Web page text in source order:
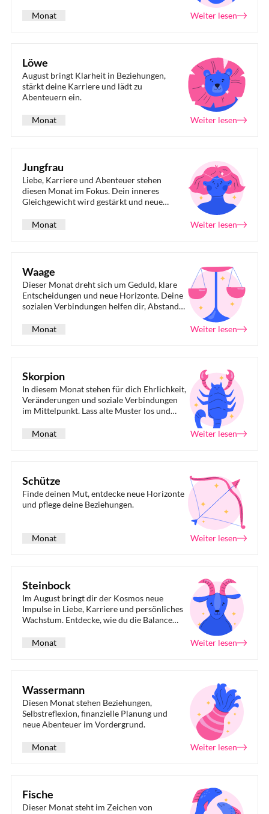
Monat
Weiter lesen
Löwe
August bringt Klarheit in Beziehungen,
stärkt deine Karriere und lädt zu
Abenteuern ein.
Monat Weiter lesen
Jungfrau
Liebe, Karriere und Abenteuer stehen
diesen Monat im Fokus. Dein inneres
Gleichgewicht wird gestärkt und neue
von Venus' Charme leiten und entdecke
Monat Weiter lesen
Waage
Dieser Monat dreht sich um Geduld, klare
Entscheidungen und neue Horizonte. Deine
sozialen Verbindungen helfen dir, Abstand
Karriereziele neu definierst.
Monat Weiter lesen
Skorpion
In diesem Monat stehen für dich Ehrlichkeit,
Veränderungen und soziale Verbindungen
im Mittelpunkt. Lass alte Muster los und
Monat
Weiter lesen
Schütze
Finde deinen Mut, entdecke neue Horizonte
und pflege deine Beziehungen.
Monat Weiter lesen
Steinbock
Im August bringt dir der Kosmos neue
Impulse in Liebe, Karriere und persönliches
Wachstum. Entdecke, wie du die Balance
während du finanzielle Entscheidungen
Monat Weiter lesen
Wassermann
Diesen Monat stehen Beziehungen,
Selbstreflexion, finanzielle Planung und
neue Abenteuer im Vordergrund.
Monat Weiter lesen
Fische
Dieser Monat steht im Zeichen von